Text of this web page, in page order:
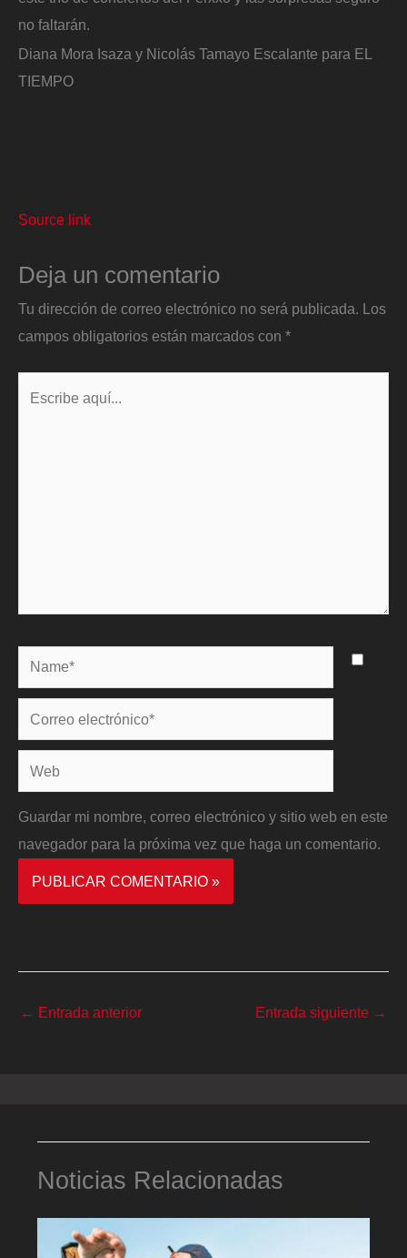
no faltarán.
Diana Mora Isaza y Nicolás Tamayo Escalante para EL
TIEMPO
Source link
Deja un comentario
Tu dirección de correo electrónico no será publicada. Los
campos obligatorios están marcados con *
Name*
Correo
electrónico*
Web
Guardar mi nombre, correo electrónico y sitio web en este
navegador para la próxima vez que haga un comentario.
← Entrada anterior Entrada siguiente →
Noticias Relacionadas